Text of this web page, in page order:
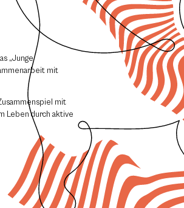
„Junge
mit
mit
Leben durch aktive